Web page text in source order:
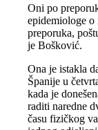
Oni po
epidemiologe o
preporuka,
je Bošković.
Ona je istakla
Španije u
kada je
raditi naredne
času fizičkog